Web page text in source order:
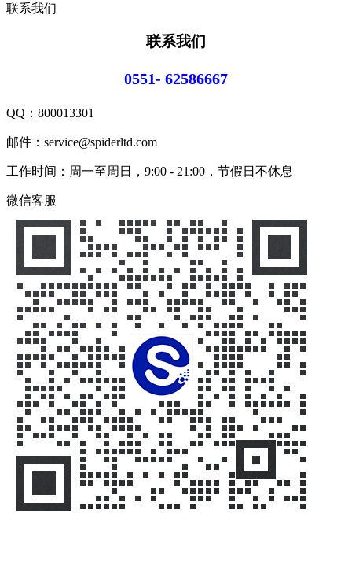
联系我们
联系我们
0551- 62586667
QQ： 800013301
邮件：service@spiderltd.com
工作时间：周一至周日，9:00 - 21:00，节假日不休息
微信客服